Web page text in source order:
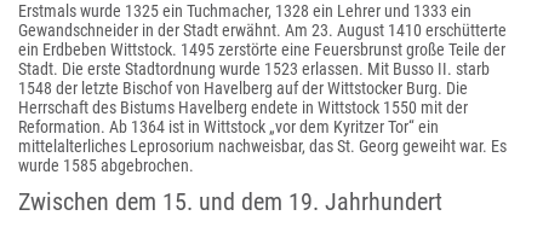
Erstmals wurde 1325 ein Tuchmacher, 1328 ein Lehrer und 1333 ein
Gewandschneider in der Stadt erwähnt. Am 23. August 1410 erschütterte
ein Erdbeben Wittstock. 1495 zerstörte eine Feuersbrunst große Teile der
Stadt. Die erste Stadtordnung wurde 1523 erlassen. Mit Busso II. starb
1548 der letzte Bischof von Havelberg auf der Wittstocker Burg. Die
Herrschaft des Bistums Havelberg endete in Wittstock 1550 mit der
Reformation. Ab 1364 ist in Wittstock „vor dem Kyritzer Tor“ ein
mittelalterliches Leprosorium nachweisbar, das St. Georg geweiht war. Es
wurde 1585 abgebrochen.
Zwischen dem 15. und dem 19. Jahrhundert